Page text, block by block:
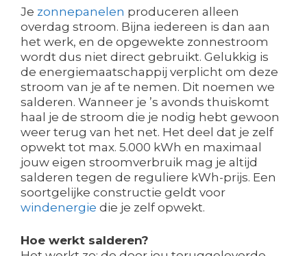
Je zonnepanelen produceren alleen
overdag stroom. Bijna iedereen is dan aan
het werk, en de opgewekte zonnestroom
wordt dus niet direct gebruikt. Gelukkig is
de energiemaatschappij verplicht om deze
stroom van je af te nemen. Dit noemen we
salderen. Wanneer je ’s avonds thuiskomt
haal je de stroom die je nodig hebt gewoon
weer terug van het net. Het deel dat je zelf
opwekt tot max. 5.000 kWh en maximaal
jouw eigen stroomverbruik mag je altijd
salderen tegen de reguliere kWh-prijs. Een
soortgelijke constructie geldt voor
windenergie die je zelf opwekt.
Hoe werkt salderen?